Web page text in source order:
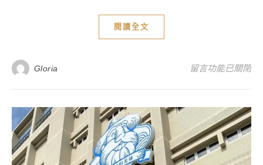
閱讀全文
Gloria 在〈簡單自製蚵
留言功能已關閉